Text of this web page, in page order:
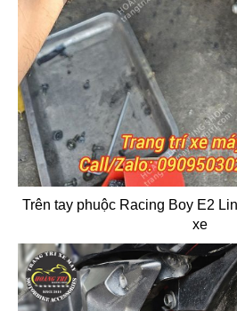
Trên tay phuộc Racing Boy E2
xe